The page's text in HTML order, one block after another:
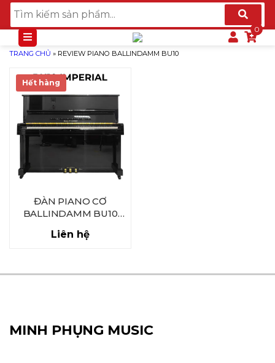
TRANG CHỦ » REVIEW PIANO BALLINDAMM BU10
Hết hàng
ĐÀN PIANO CƠ
BALLINDAMM BU10
EBONY
Liên hệ
MINH PHỤNG MUSIC